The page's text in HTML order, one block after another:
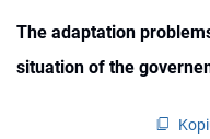
The adaptation
situation of the